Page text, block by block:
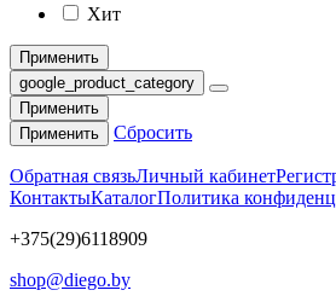
Хит
Применить
google_product_category
Применить
Применить
Сбросить
Обратная связьЛичный кабинет
КонтактыКаталогПолитика
+375(29)6118909
shop@diego.by